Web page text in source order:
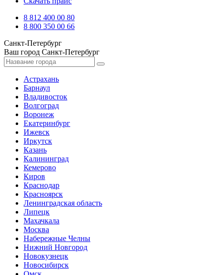
8 812 400 00 80
8 800 350 00 66
Санкт-Петербург
Ваш город Санкт-Петербург
Астрахань
Барнаул
Владивосток
Волгоград
Воронеж
Екатеринбург
Ижевск
Иркутск
Казань
Калининград
Кемерово
Киров
Краснодар
Красноярск
Ленинградская область
Липецк
Махачкала
Москва
Набережные Челны
Нижний Новгород
Новокузнецк
Новосибирск